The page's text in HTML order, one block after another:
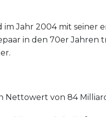
Jahr 2004 mit seiner
in den 70er Jahren
Nettowert von 84